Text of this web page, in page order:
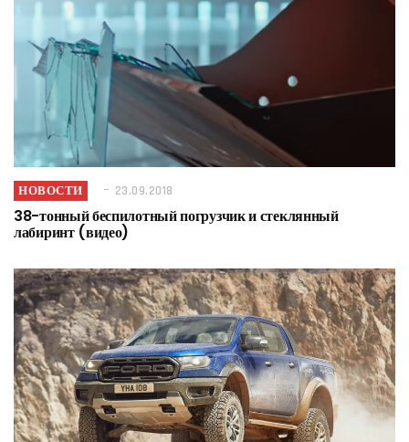
НОВОСТИ 23.09.2018
38-тонный беспилотный погрузчик и стеклянный
лабиринт (видео)